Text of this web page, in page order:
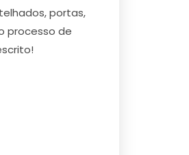
portas,
processo de